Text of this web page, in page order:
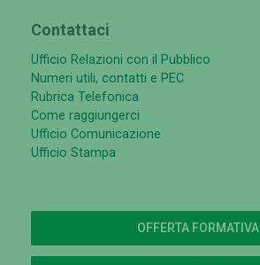
Contattaci
Ufficio Relazioni con il Pubblico
Numeri utili, contatti e PEC
Rubrica Telefonica
Come raggiungerci
Ufficio Comunicazione
Ufficio Stampa
OFFERTA FORMATIVA